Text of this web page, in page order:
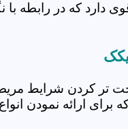
دارد که در رابطه
تر کردن شرایط
برای ارائه نمودن